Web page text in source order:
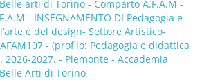
arti di Torino - Comparto A.F.A.M -
- INSEGNAMENTO DI Pedagogia e
e del design- Settore Artistico-
- (profilo: Pedagogia e didattica
2026-2027. - Piemonte - Accademia
Arti di Torino